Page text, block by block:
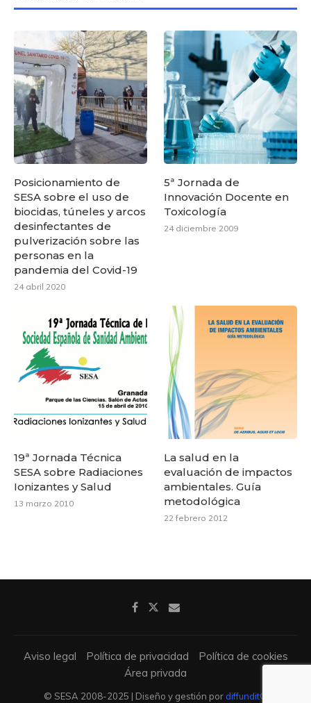
Posicionamiento de
SESA sobre el uso de
biocidas, túneles y arcos
desinfectantes de
pulverización sobre las
personas en la
pandemia del Covid-19
24 abril 2020
5ª Jornada de
Innovación Docente en
Toxicología
24 diciembre 2009
19ª Jornada Técnica
SESA sobre Radiaciones
Ionizantes y Salud
13 marzo 2010
La salud en la
evaluación de impactos
ambientales. Guía
metodológica
22 febrero 2012
Aviso legal Política de privacidad
Política de cookies
Área privada
© SESA 2008-2025 | Diseño y gestión pordiffundit®